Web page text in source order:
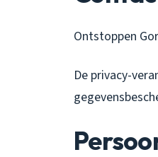
Ontstoppen
De privacy-